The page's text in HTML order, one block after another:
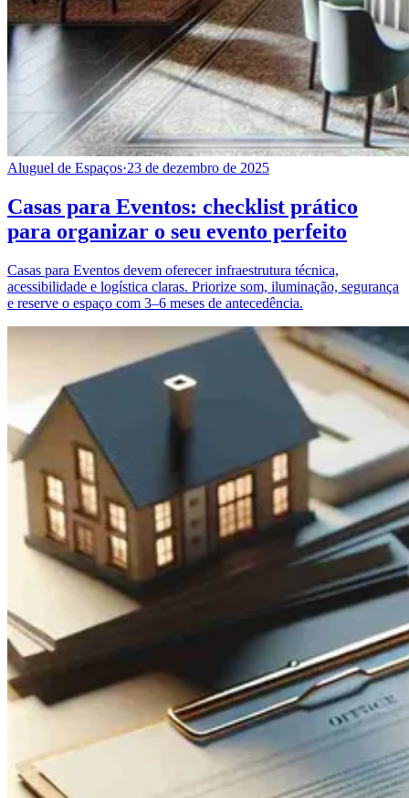
Aluguel de Espaços·23 de dezembro de 2025
Casas para Eventos: checklist prático
para organizar o seu evento perfeito
Casas para Eventos devem oferecer infraestrutura técnica,
acessibilidade e logística claras. Priorize som, iluminação, segurança
e reserve o espaço com 3–6 meses de antecedência.